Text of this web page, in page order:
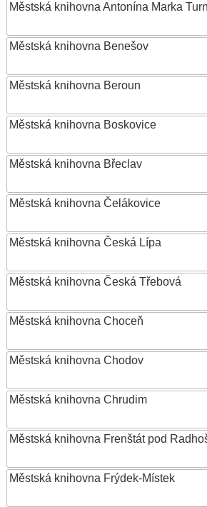
Městská knihovna Antonína Marka
Městská knihovna Benešov
Městská knihovna Beroun
Městská knihovna Boskovice
Městská knihovna Břeclav
Městská knihovna Čelákovice
Městská knihovna Česká Lípa
Městská knihovna Česká Třebová
Městská knihovna Choceň
Městská knihovna Chodov
Městská knihovna Chrudim
Městská knihovna Frenštát pod
Městská knihovna Frýdek-Místek